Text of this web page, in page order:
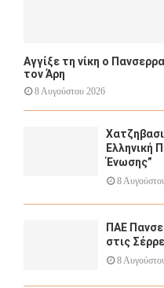
Αγγίξε τη νίκη ο
τον Άρη
8 Αυγούστου 2026
Ελληνική
Ένωσης”
8
ΠΑΕ
στις
8